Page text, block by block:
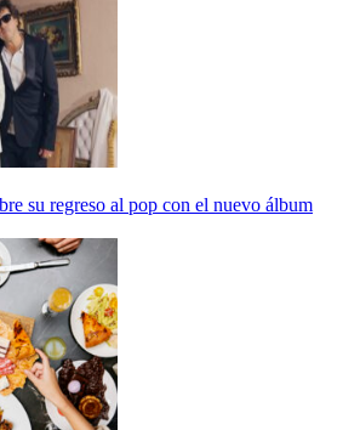
su regreso al pop con el nuevo álbum